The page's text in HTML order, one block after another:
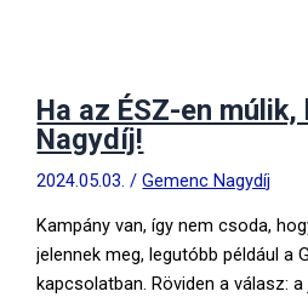
által
betiltani
kívánt
kerékpáros
Ha az ÉSZ-en múlik,
Nagydíj!
2024.05.03./Gemenc Nagydíj
Kampány van, így nem csoda,
jelennek meg, legutóbb például a
kapcsolatban. Röviden a válasz: